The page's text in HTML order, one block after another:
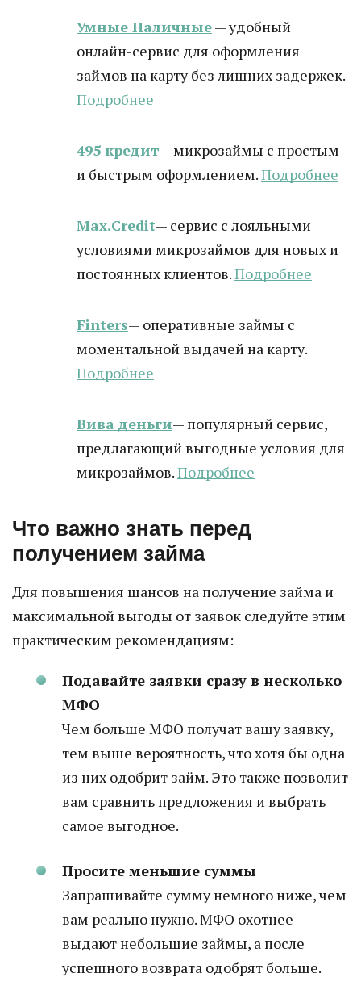
Умные Наличные— удобный
онлайн-сервис для оформления
займов на карту без лишних задержек.
Подробнее
495 кредит— микрозаймы с простым
и быстрым оформлением.Подробнее
Max.Credit— сервис с лояльными
условиями микрозаймов для новых и
постоянных клиентов.Подробнее
Finters— оперативные займы с
моментальной выдачей на карту.
Подробнее
Вива деньги— популярный сервис,
предлагающий выгодные условия для
микрозаймов.Подробнее
Что важно знать перед
получением займа
Для повышения шансов на получение займа и
максимальной выгоды от заявок следуйте этим
практическим рекомендациям:
Подавайте заявки сразу в несколько
МФО
Чем больше МФО получат вашу заявку,
тем выше вероятность, что хотя бы одна
из них одобрит займ. Это также позволит
вам сравнить предложения и выбрать
самое выгодное.
Просите меньшие суммы
Запрашивайте сумму немного ниже, чем
вам реально нужно. МФО охотнее
выдают небольшие займы, а после
успешного возврата одобрят больше.